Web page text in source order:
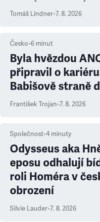
Tomáš Lindner•7. 8. 2026
Česko•6 minut
Byla hvězdou
připravil o
Babišově straně
František Trojan•7. 8. 2026
Společnost•4 minuty
Odysseus aka
eposu odhalují
roli Homéra v
obrození
Silvie Lauder•7. 8. 2026